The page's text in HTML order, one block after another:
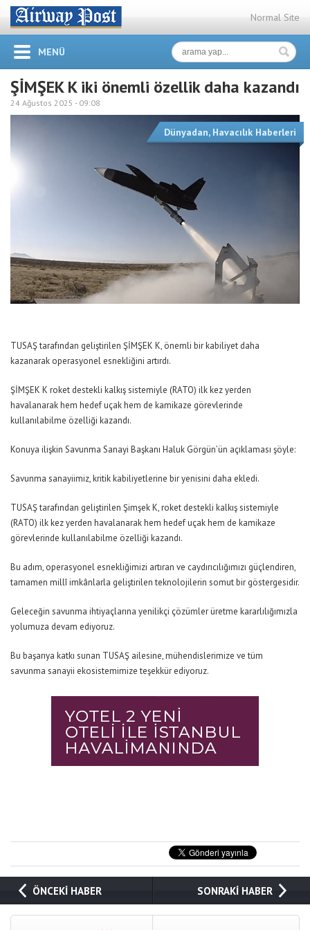
Normal Site
MENÜ
ŞİMŞEK K iki önemli özellik daha kazandı
24 Ağustos 2025 - 09:08
Dünyadan, Havacılık Haberleri
TUSAŞ tarafından geliştirilen ŞİMŞEK K, önemli bir kabiliyet daha
kazanarak operasyonel esnekliğini artırdı.
ŞİMŞEK K roket destekli kalkış sistemiyle (RATO) ilk kez yerden
havalanarak hem hedef uçak hem de kamikaze görevlerinde
kullanılabilme özelliği kazandı.
Konuya ilişkin Savunma Sanayi Başkanı Haluk Görgün’ün açıklaması şöyle:
Savunma sanayiimiz, kritik kabiliyetlerine bir yenisini daha ekledi.
TUSAŞ tarafından geliştirilen Şimşek K, roket destekli kalkış sistemiyle
(RATO) ilk kez yerden havalanarak hem hedef uçak hem de kamikaze
görevlerinde kullanılabilme özelliği kazandı.
Bu adım, operasyonel esnekliğimizi artıran ve caydırıcılığımızı güçlendiren,
tamamen millî imkânlarla geliştirilen teknolojilerin somut bir göstergesidir.
Geleceğin savunma ihtiyaçlarına yenilikçi çözümler üretme kararlılığımızla
yolumuza devam ediyoruz.
Bu başarıya katkı sunan TUSAŞ ailesine, mühendislerimize ve tüm
savunma sanayii ekosistemimize teşekkür ediyoruz.
ÖNCEKİ HABER SONRAKİ HABER